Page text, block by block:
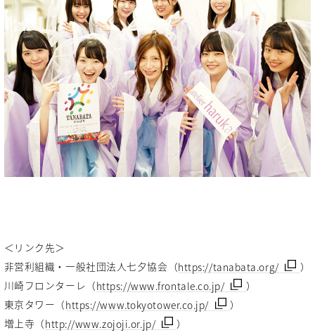
＜リンク先＞
非営利組織・一般社団法人七夕協会（https://tanabata.org/
）
川崎フロンターレ（https://www.frontale.co.jp/
）
東京タワー（https://www.tokyotower.co.jp/
）
増上寺（http://www.zojoji.or.jp/ ）